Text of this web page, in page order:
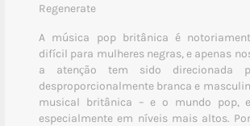
Regenerate
A música pop britânica é
difícil para mulheres negras, e apenas
a atenção tem sido direcionada
desproporcionalmente branca e
musical britânica – e o mundo pop,
especialmente em níveis mais altos.